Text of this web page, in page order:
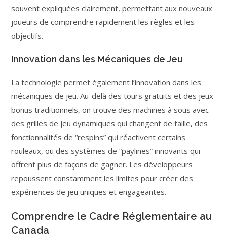
souvent expliquées clairement, permettant aux nouveaux
joueurs de comprendre rapidement les règles et les
objectifs.
Innovation dans les Mécaniques de Jeu
La technologie permet également l’innovation dans les
mécaniques de jeu. Au-delà des tours gratuits et des jeux
bonus traditionnels, on trouve des machines à sous avec
des grilles de jeu dynamiques qui changent de taille, des
fonctionnalités de “respins” qui réactivent certains
rouleaux, ou des systèmes de “paylines” innovants qui
offrent plus de façons de gagner. Les développeurs
repoussent constamment les limites pour créer des
expériences de jeu uniques et engageantes.
Comprendre le Cadre Réglementaire au
Canada